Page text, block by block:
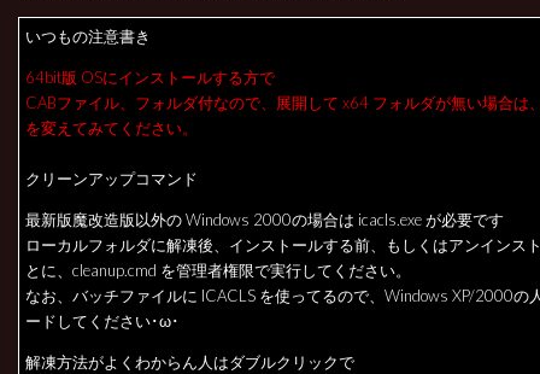
いつもの注意書き
64bit版 OSにインストールする方で
CABファイル、フォルダ付なので、展開して x64 フォルダが無い場合は
を変えてみてください。
クリーンアップコマンド
最新版魔改造版以外の Windows 2000の場合は icacls.exe が必要です
ローカルフォルダに解凍後、インストールする前、もしくはアンインス
とに、cleanup.cmd を管理者権限で実行してください。
なお、バッチファイルに ICACLS を使ってるので、Windows XP/2000の
ードしてください･ω･
解凍方法がよくわからん人はダブルクリックで